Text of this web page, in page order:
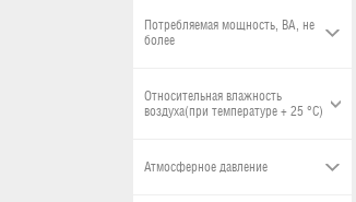
Потребляемая мощность, ВА, не
более
Относительная влажность
воздуха(при температуре + 25 °С)
Атмосферное давление